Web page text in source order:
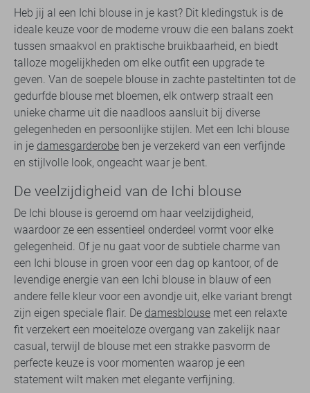
Heb jij al een Ichi blouse in je kast? Dit kledingstuk is de
ideale keuze voor de moderne vrouw die een balans zoekt
tussen smaakvol en praktische bruikbaarheid, en biedt
talloze mogelijkheden om elke outfit een upgrade te
geven. Van de soepele blouse in zachte pasteltinten tot de
gedurfde blouse met bloemen, elk ontwerp straalt een
unieke charme uit die naadloos aansluit bij diverse
gelegenheden en persoonlijke stijlen. Met een Ichi blouse
in je damesgarderobe ben je verzekerd van een verfijnde
en stijlvolle look, ongeacht waar je bent.
De veelzijdigheid van de Ichi blouse
De Ichi blouse is geroemd om haar veelzijdigheid,
waardoor ze een essentieel onderdeel vormt voor elke
gelegenheid. Of je nu gaat voor de subtiele charme van
een Ichi blouse in groen voor een dag op kantoor, of de
levendige energie van een Ichi blouse in blauw of een
andere felle kleur voor een avondje uit, elke variant brengt
zijn eigen speciale flair. De damesblouse met een relaxte
fit verzekert een moeiteloze overgang van zakelijk naar
casual, terwijl de blouse met een strakke pasvorm de
perfecte keuze is voor momenten waarop je een
statement wilt maken met elegante verfijning.